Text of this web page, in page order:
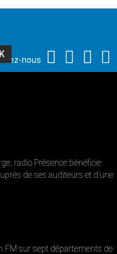
nous
radio Présence bénéficie
de ses auditeurs et d’une
FM sur sept départements de